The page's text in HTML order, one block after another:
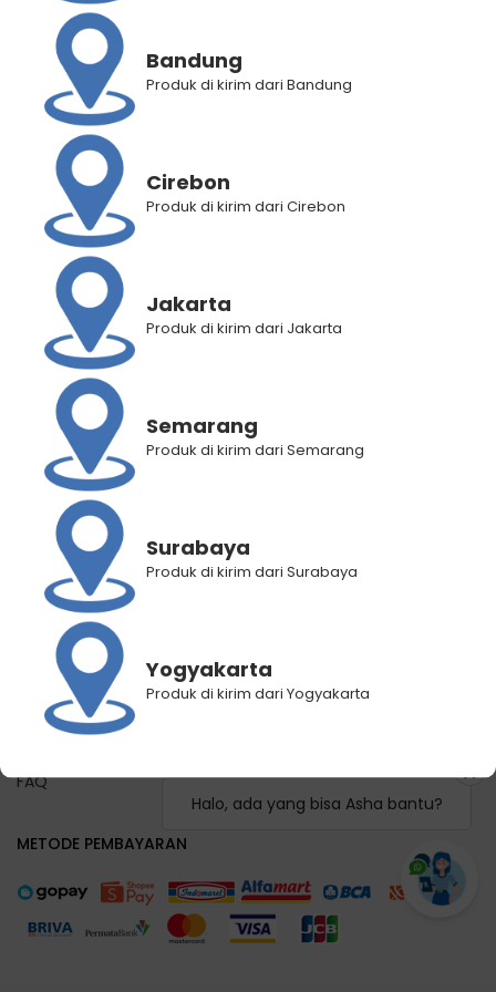
Halo, ada yang bisa Asha bantu?
BANTUAN
Panduan Pembelian
Panduan Registrasi
Panduan Pemilihan Cabang Pengiriman
Panduan Lacak Pengiriman
Lacak Pengiriman
Hubungi Kami
KEBIJAKAN KAMI
Syarat dan Ketentuan
FAQ
METODE PEMBAYARAN
Bandung
Produk di kirim dari Bandung
Cirebon
Produk di kirim dari Cirebon
Jakarta
Produk di kirim dari Jakarta
Semarang
Produk di kirim dari Semarang
Surabaya
Produk di kirim dari Surabaya
Yogyakarta
Produk di kirim dari Yogyakarta